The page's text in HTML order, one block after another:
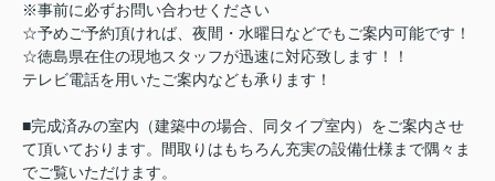
※事前に必ずお問い合わせください
☆予めご予約頂ければ、夜間・水曜日などでもご案内可能です！
☆徳島県在住の現地スタッフが迅速に対応致します！！
テレビ電話を用いたご案内なども承ります！
■完成済みの室内（建築中の場合、同タイプ室内）をご案内させ
て頂いております。間取りはもちろん充実の設備仕様まで隅々ま
でご覧いただけます。